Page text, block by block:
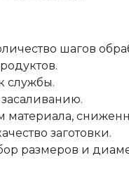
шагов
службы.
засаливанию.
материала,
заготовки.
размеров и